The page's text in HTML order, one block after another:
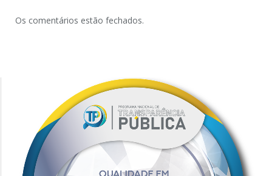
Os comentários estão fechados.